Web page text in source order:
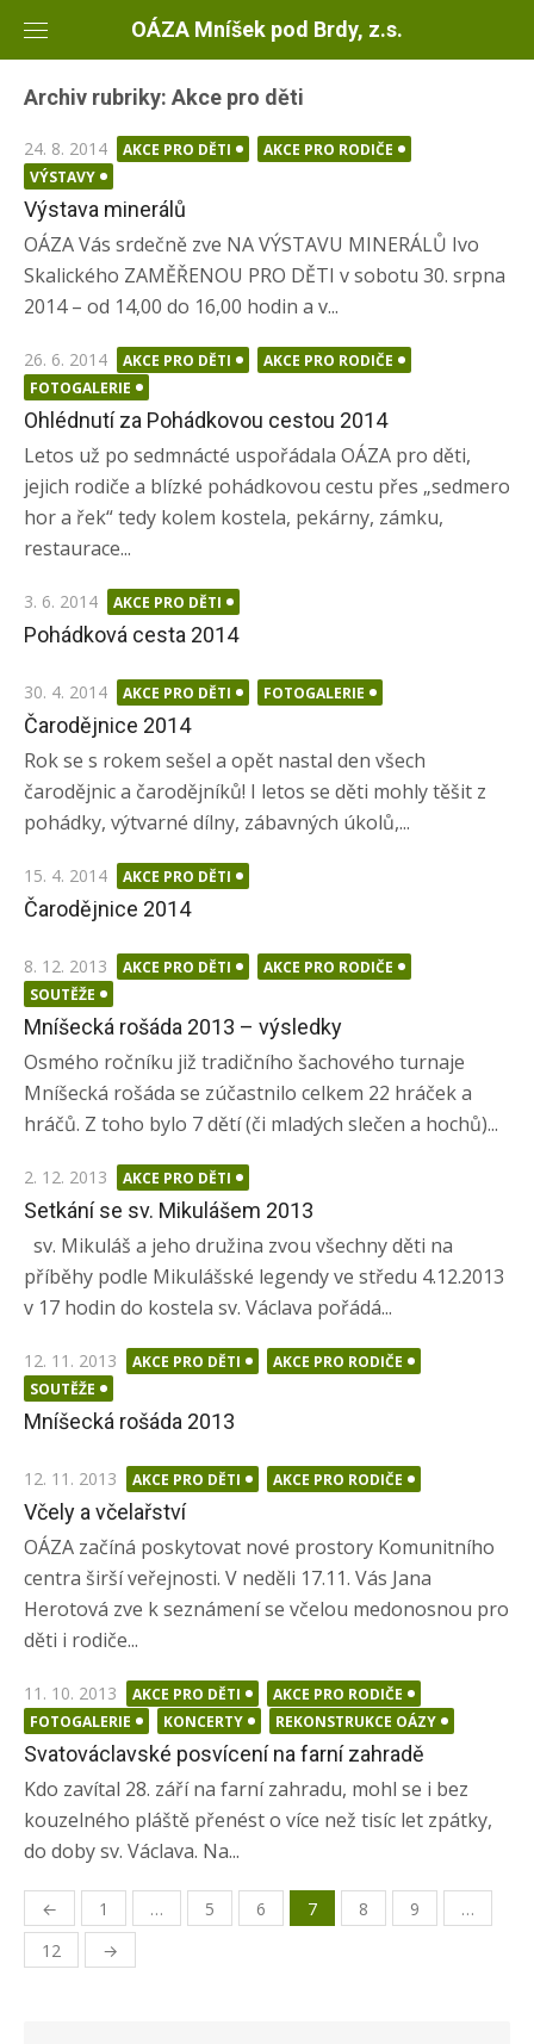
OÁZA Mníšek pod Brdy, z.s.
Archiv rubriky: Akce pro děti
Posted
on
24. 8. 2014 AKCE PRO DĚTI
AKCE PRO RODIČE
VÝSTAVY
Výstava minerálů
OÁZA Vás srdečně zve NA VÝSTAVU MINERÁLŮ Ivo
Skalického ZAMĚŘENOU PRO DĚTI v sobotu 30. srpna
2014 – od 14,00 do 16,00 hodin a v...
Posted
on
26. 6. 2014 AKCE PRO DĚTI
AKCE PRO RODIČE
FOTOGALERIE
Ohlédnutí za Pohádkovou cestou 2014
Letos už po sedmnácté uspořádala OÁZA pro děti,
jejich rodiče a blízké pohádkovou cestu přes „sedmero
hor a řek“ tedy kolem kostela, pekárny, zámku,
restaurace...
Posted
on
3. 6. 2014 AKCE PRO DĚTI
Pohádková cesta 2014
Posted
on
30. 4. 2014 AKCE PRO DĚTI FOTOGALERIE
Čarodějnice 2014
Rok se s rokem sešel a opět nastal den všech
čarodějnic a čarodějníků! I letos se děti mohly těšit z
pohádky, výtvarné dílny, zábavných úkolů,...
Posted
on
15. 4. 2014 AKCE PRO DĚTI
Čarodějnice 2014
Posted
on
8. 12. 2013 AKCE PRO DĚTI
AKCE PRO RODIČE
SOUTĚŽE
Mníšecká rošáda 2013 – výsledky
Osmého ročníku již tradičního šachového turnaje
Mníšecká rošáda se zúčastnilo celkem 22 hráček a
hráčů. Z toho bylo 7 dětí (či mladých slečen a hochů)...
Posted
on
2. 12. 2013 AKCE PRO DĚTI
Setkání se sv. Mikulášem 2013
sv. Mikuláš a jeho družina zvou všechny děti na
příběhy podle Mikulášské legendy ve středu 4.12.2013
v 17 hodin do kostela sv. Václava pořádá...
Posted
on
12. 11. 2013 AKCE PRO DĚTI
AKCE PRO RODIČE
SOUTĚŽE
Mníšecká rošáda 2013
Posted
on
12. 11. 2013 AKCE PRO DĚTI AKCE PRO RODIČE
Včely a včelařství
OÁZA začíná poskytovat nové prostory Komunitního
centra širší veřejnosti. V neděli 17.11. Vás Jana
Herotová zve k seznámení se včelou medonosnou pro
děti i rodiče...
Posted
on
11. 10. 2013 AKCE PRO DĚTI
AKCE PRO RODIČE
FOTOGALERIE
KONCERTY REKONSTRUKCE OÁZY
Svatováclavské posvícení na farní zahradě
Kdo zavítal 28. září na farní zahradu, mohl se i bez
kouzelného pláště přenést o více než tisíc let zpátky,
do doby sv. Václava. Na...
Navigace
pro
← 1 … 5 6 7 8 9
…
12
→